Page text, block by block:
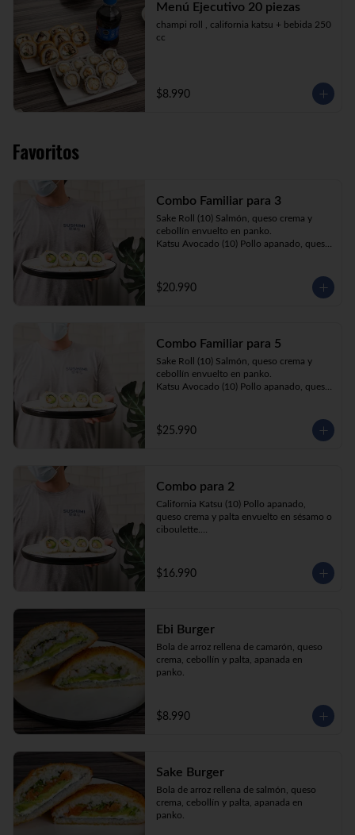
Menú Ejecutivo 20 piezas
champi roll , california katsu + bebida 250
cc
$8.990
Favoritos
Combo Familiar para 3
Sake Roll (10) Salmón, queso crema y
cebollín envuelto en panko.
Katsu Avocado (10) Pollo apanado, queso
y palta envuelta en sésamo o ciboulette.
Gyosas a elección (5u) + Bebida 1.5lt a
**Imagen Referencial**
$20.990
Combo Familiar para 5
Sake Roll (10) Salmón, queso crema y
cebollín envuelto en panko.
Katsu Avocado (10) Pollo apanado, queso
cebollín, envuelto en ciboulette o sesamo.
Tempura ebi avocado (10) Camarón
queso crema y palta envuelto en sésamo o
ciboulette.
Gyosas a elección (5u) + Bebida 1.5lt a
elección
**Imagen Referencial**
$25.990
Combo para 2
California Katsu (10) Pollo apanado,
queso crema y palta envuelto en sésamo o
ciboulette.
en palta.
Gyosas a elección  (5u)  + 2 bebidas
**Imagen Referencial**
$16.990
Ebi Burger
Bola de arroz rellena de camarón, queso
crema, cebollín y palta, apanada en
panko.
$8.990
Sake Burger
Bola de arroz rellena de salmón, queso
crema, cebollín y palta, apanada en
panko.